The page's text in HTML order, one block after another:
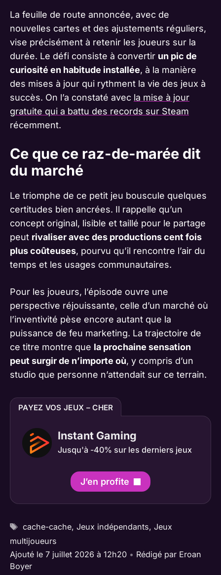
La feuille de route annoncée, avec de
nouvelles cartes et des ajustements réguliers,
vise précisément à retenir les joueurs sur la
durée. Le défi consiste à convertir un pic de
curiosité en habitude installée, à la manière
des mises à jour qui rythment la vie des jeux à
succès. On l’a constaté avec la mise à jour
gratuite qui a battu des records sur Steam
récemment.
Ce que ce raz-de-marée dit
du marché
Le triomphe de ce petit jeu bouscule quelques
certitudes bien ancrées. Il rappelle qu’un
concept original, lisible et taillé pour le partage
peut rivaliser avec des productions cent fois
plus coûteuses, pourvu qu’il rencontre l’air du
temps et les usages communautaires.
Pour les joueurs, l’épisode ouvre une
perspective réjouissante, celle d’un marché où
l’inventivité pèse encore autant que la
puissance de feu marketing. La trajectoire de
ce titre montre que la prochaine sensation
peut surgir de n’importe où, y compris d’un
studio que personne n’attendait sur ce terrain.
PAYEZ VOS JEUX – CHER
Instant Gaming
Jusqu'à -40% sur les derniers jeux
J’en profite
Étiquettes
cache-cache, Jeux indépendants, Jeux
multijoueurs
Ajouté le 7 juillet 2026 à 12h20 • Rédigé par Eroan
Boyer